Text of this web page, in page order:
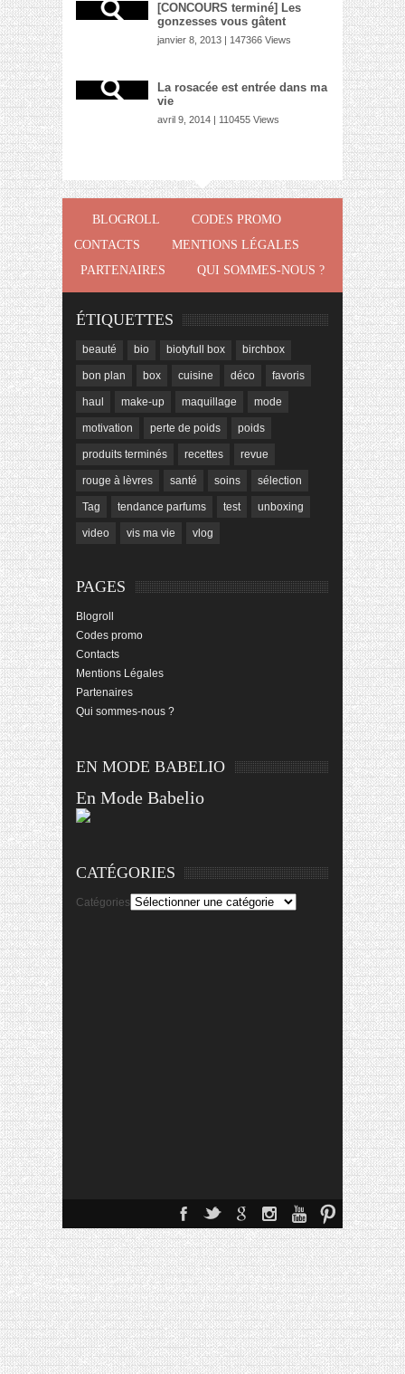
[CONCOURS terminé] Les
gonzesses vous gâtent
janvier 8, 2013 | 147366 Views
La rosacée est entrée dans ma
vie
avril 9, 2014 | 110455 Views
BLOGROLL
CODES PROMO
CONTACTS
MENTIONS LÉGALES
PARTENAIRES
QUI SOMMES-NOUS ?
ÉTIQUETTES
beauté bio biotyfull box birchbox
bon plan box cuisine déco favoris
haul make-up maquillage mode
motivation perte de poids poids
produits terminés recettes revue
rouge à lèvres santé soins sélection
Tag tendance parfums test unboxing
video vis ma vie vlog
PAGES
Blogroll
Codes promo
Contacts
Mentions Légales
Partenaires
Qui sommes-nous ?
EN MODE BABELIO
En Mode Babelio
CATÉGORIES
Catégories